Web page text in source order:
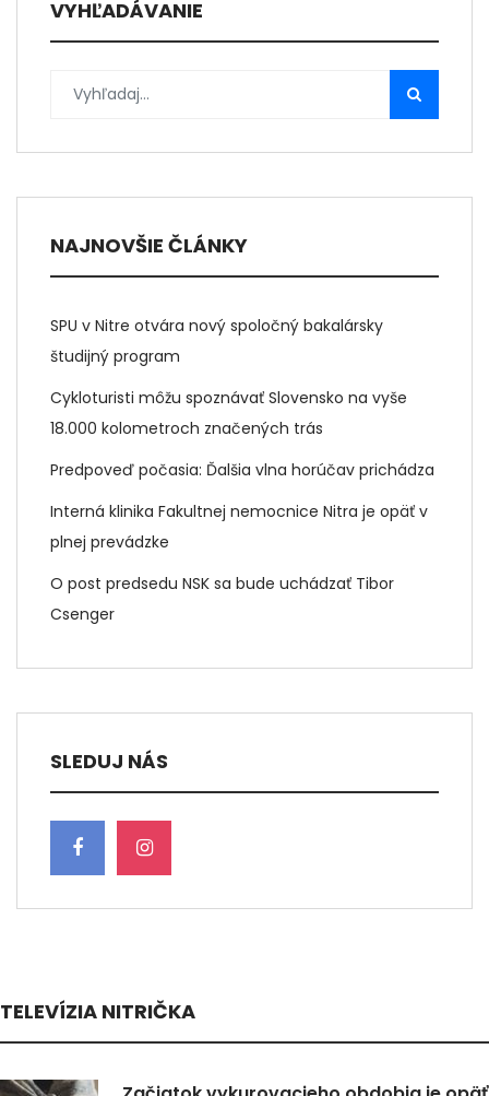
VYHĽADÁVANIE
NAJNOVŠIE ČLÁNKY
SPU v Nitre otvára nový spoločný bakalársky
študijný program
Cykloturisti môžu spoznávať Slovensko na vyše
18.000 kolometroch značených trás
Predpoveď počasia: Ďalšia vlna horúčav prichádza
Interná klinika Fakultnej nemocnice Nitra je opäť v
plnej prevádzke
O post predsedu NSK sa bude uchádzať Tibor
Csenger
SLEDUJ NÁS
TELEVÍZIA NITRIČKA